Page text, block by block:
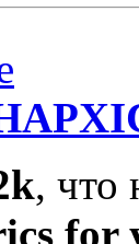
, что
for